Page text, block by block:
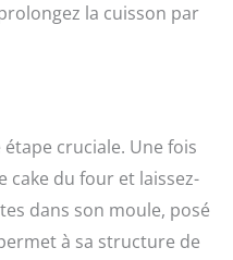
la cuisson par
cruciale. Une fois
cake du four et laissez-
dans son moule, posé
à sa structure de